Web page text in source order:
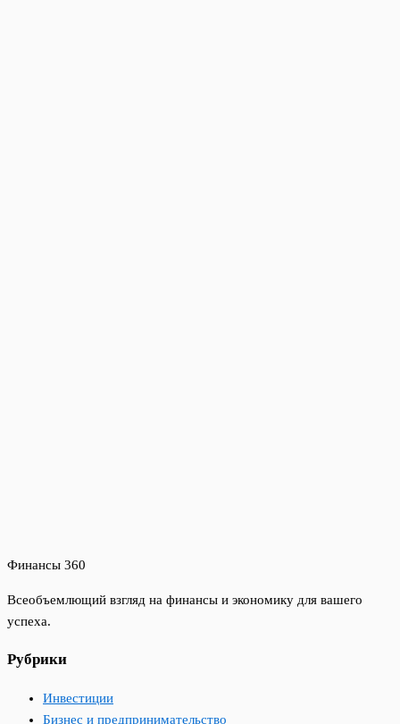
Финансы 360
Всеобъемлющий взгляд на финансы и экономику для вашего
успеха.
Рубрики
Инвестиции
Бизнес и предпринимательство